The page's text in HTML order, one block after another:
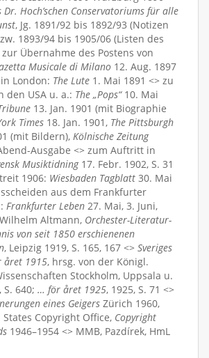
Dr. Hoch’schen Conservatoriums für alle
, Jg. 1891/92 bis 1892/93 (Notizen
1893/94 bis 1905/06 (Listen des
Übernahme des Postens von
Musicale di Milano 12. Aug. 1897
London: The Lute 1. Mai 1891 <> zu
USA u. a.: The „Pops“10. Mai
13. Jan. 1901 (mit Biographie
Times 18. Jan. 1901, The Pittsburgh
(mit Bildern), Kölnische Zeitung
Ausgabe <> zum Auftritt in
Musiktidning17. Febr. 1902, S. 31
1906: Wiesbaden Tagblatt 30. Mai
aus dem Frankfurter
Frankfurter Leben 27. Mai, 3. Juni,
Altmann, Orchester-Literatur-
von seit 1850 erschienenen
, Leipzig 1919, S. 165, 167 <> Sveriges
året 1915, hrsg. von der Königl.
Stockholm, Uppsala u.
S. 640; … för året 1925, 1925, S. 71 <>
eines Geigers Zürich 1960,
States Copyright Office, Copyright
1946–1954 <> MMB, Pazdírek, HmL